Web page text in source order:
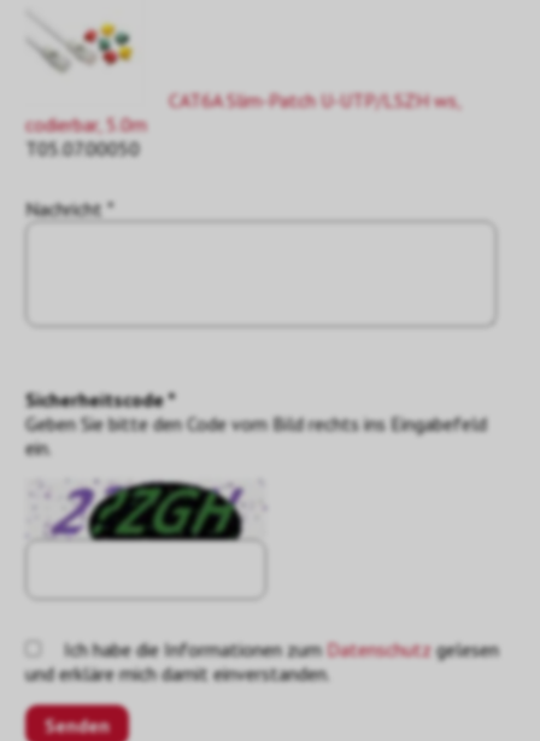
CAT6A Slim-Patch U-UTP/LSZH ws,
codierbar, 5.0m
T05.07.00050
Nachricht *
Sicherheitscode *
Geben Sie bitte den Code vom Bild rechts ins Eingabefeld
ein.
Ich habe die Informationen zum Datenschutzgelesen
und erkläre mich damit einverstanden.